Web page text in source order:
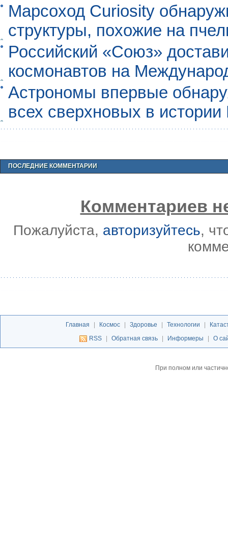
Марсоход Curiosity
структуры, похожие на
Российский «Союз»
космонавтов на
Астрономы впервые
всех сверхновых в
ПОСЛЕДНИЕ КОММЕНТАРИИ
Комментариев
Пожалуйста, авторизуйтесь,
Главная Космос Здоровье Технологии
RSS
Обратная связь Информеры О
При полном или